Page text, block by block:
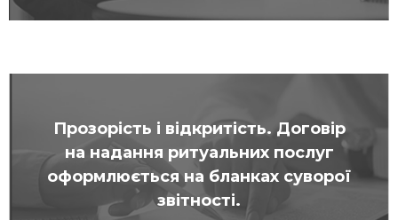
Прозорість і відкритість. Договір
на надання ритуальних послуг
оформлюється на бланках суворої
звітності.